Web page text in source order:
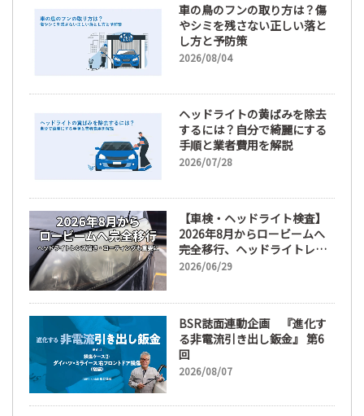
車の鳥のフンの取り方は？傷
やシミを残さない正しい落と
し方と予防策
2026/08/04
ヘッドライトの黄ばみを除去
するには？自分で綺麗にする
手順と業者費用を解説
2026/07/28
【車検・ヘッドライト検査】
2026年8月からロービームへ
完全移行、ヘッドライトレン
ズ磨き・コーティングも重要
2026/06/29
BSR誌面連動企画 『進化す
る非電流引き出し鈑金』 第6
回
2026/08/07